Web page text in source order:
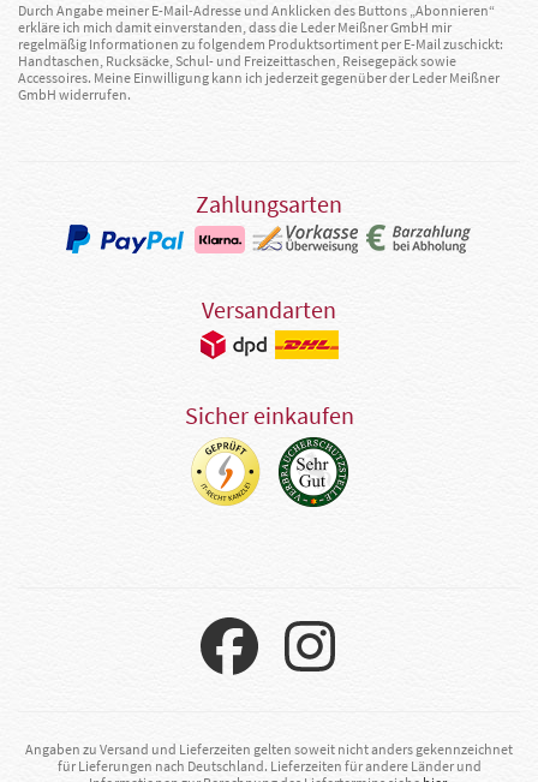
Durch Angabe meiner E-Mail-Adresse und Anklicken des Buttons „Abonnieren“
erkläre ich mich damit einverstanden, dass die Leder Meißner GmbH mir
regelmäßig Informationen zu folgendem Produktsortiment per E-Mail zuschickt:
Handtaschen, Rucksäcke, Schul- und Freizeittaschen, Reisegepäck sowie
Accessoires. Meine Einwilligung kann ich jederzeit gegenüber der Leder Meißner
GmbH widerrufen.
Zahlungsarten
Versandarten
Sicher einkaufen
Angaben zu Versand und Lieferzeiten gelten soweit nicht anders gekennzeichnet
für Lieferungen nach Deutschland. Lieferzeiten für andere Länder und